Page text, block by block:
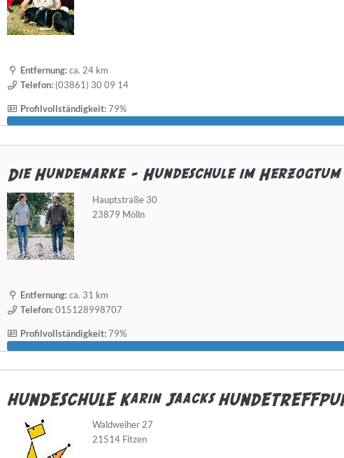
Entfernung:ca. 24 km
Telefon:(03861) 30 09 14
Profilvollständigkeit:79%
Die Hundemarke - Hundeschule im Herzogtum
Hauptstraße 30
23879 Mölln
Entfernung:ca. 31 km
Telefon:015128998707
Profilvollständigkeit:79%
HUNDESCHULE Karin Jaacks
Waldweiher 27
21514 Fitzen